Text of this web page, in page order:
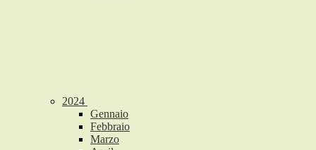
2024
Gennaio
Febbraio
Marzo